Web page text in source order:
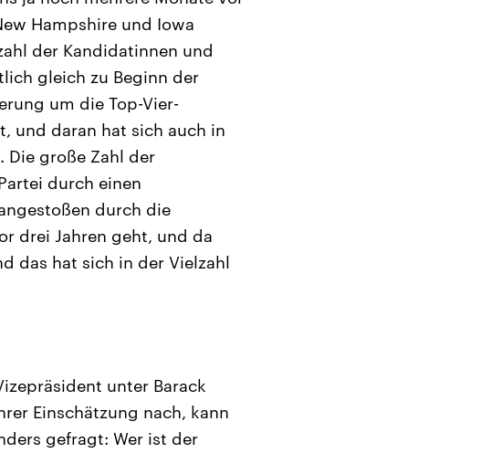
Hampshire und Iowa
der Kandidatinnen und
gleich zu Beginn der
um die Top-Vier-
und daran hat sich auch in
Die große Zahl der
durch einen
durch die
drei Jahren geht, und da
das hat sich in der Vielzahl
unter Barack
Einschätzung nach, kann
gefragt: Wer ist der